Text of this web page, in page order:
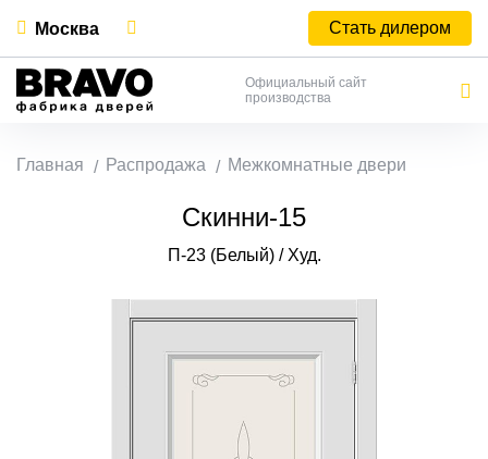
Москва Стать дилером
Официальный сайт
производства
Главная Распродажа Межкомнатные двери
Скинни-15
П-23 (Белый) / Худ.